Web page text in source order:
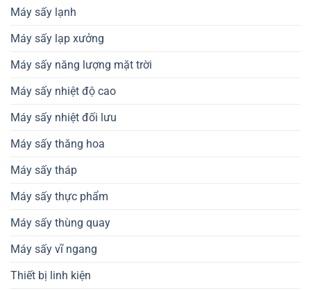
Máy sấy lạnh
Máy sấy lạp xưởng
Máy sấy năng lượng mặt trời
Máy sấy nhiệt độ cao
Máy sấy nhiệt đối lưu
Máy sấy thăng hoa
Máy sấy tháp
Máy sấy thực phẩm
Máy sấy thùng quay
Máy sấy vĩ ngang
Thiết bị linh kiện